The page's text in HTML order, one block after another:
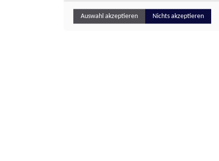
Auswahl akzeptieren Nichts akzeptieren